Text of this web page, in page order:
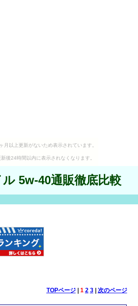
月以上更新がないため表示されています。
後24時間以内に表示されなくなります。
5w-40通販徹底比較
TOPページ| 1 2 3| 次のページ